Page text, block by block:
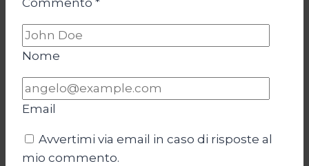
Commento *
Nome
Email
Avvertimi via email in caso di risposte al
mio commento.